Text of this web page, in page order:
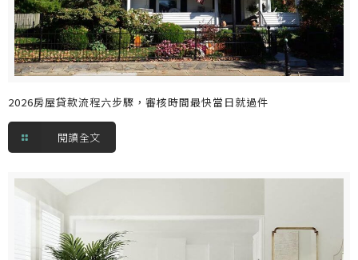
2026房屋貸款流程六步驟，審核時間最快當日就過件
閱讀全文